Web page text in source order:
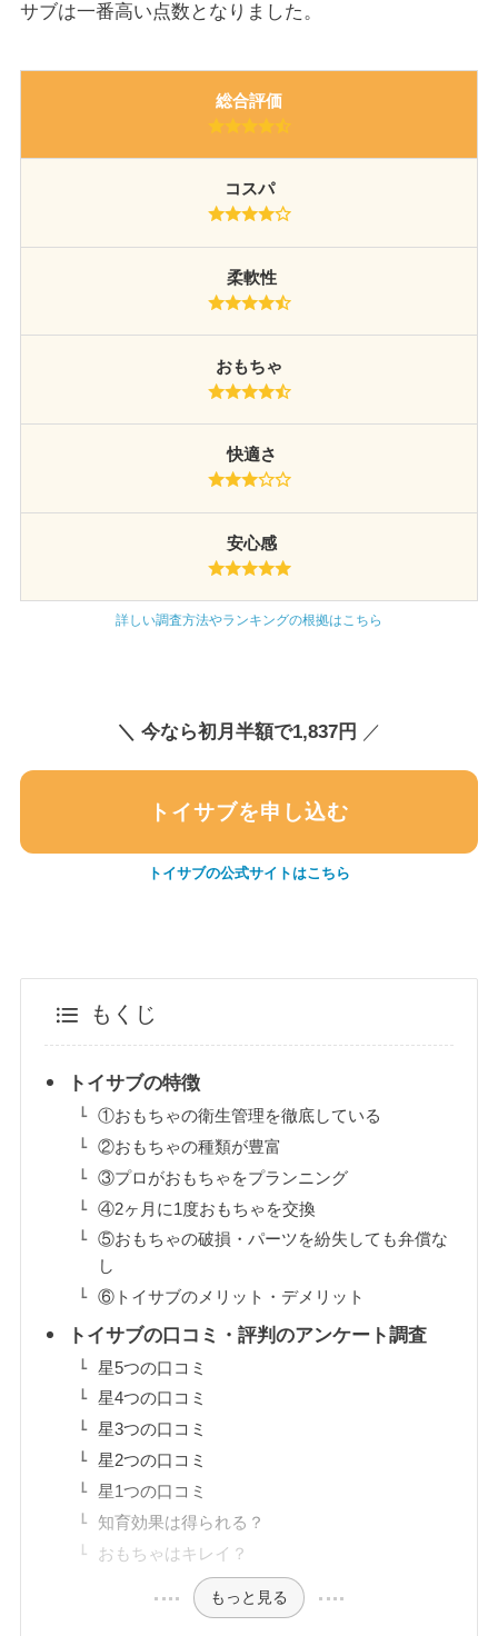
サブは一番高い点数となりました。
総合評価
コスパ
柔軟性
おもちゃ
快適さ
安心感
詳しい調査方法やランキングの根拠はこちら
＼ 今なら初月半額で1,837円 ／
トイサブを申し込む
トイサブの公式サイトはこちら
もくじ
トイサブの特徴
①おもちゃの衛生管理を徹底している
②おもちゃの種類が豊富
③プロがおもちゃをプランニング
④2ヶ月に1度おもちゃを交換
⑤おもちゃの破損・パーツを紛失しても弁償な
し
⑥トイサブのメリット・デメリット
トイサブの口コミ・評判のアンケート調査
星5つの口コミ
星4つの口コミ
星3つの口コミ
星2つの口コミ
星1つの口コミ
知育効果は得られる？
おもちゃはキレイ？
もっと見る